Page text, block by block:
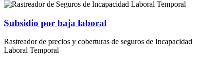
Subsidio por baja laboral
Rastreador de precios y coberturas de seguros de Incapacidad
Laboral Temporal